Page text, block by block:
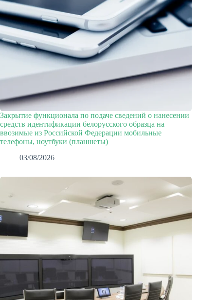
Закрытие функционала по подаче сведений о нанесении
средств идентификации белорусского образца на
ввозимые из Российской Федерации мобильные
телефоны, ноутбуки (планшеты)
03/08/2026